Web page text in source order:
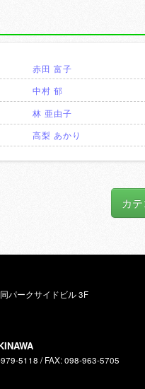
赤田 富子
中村 郁
林 亜由子
高梨 あかり
カ
パークサイドビル 3F
5118 / FAX: 098-963-5705